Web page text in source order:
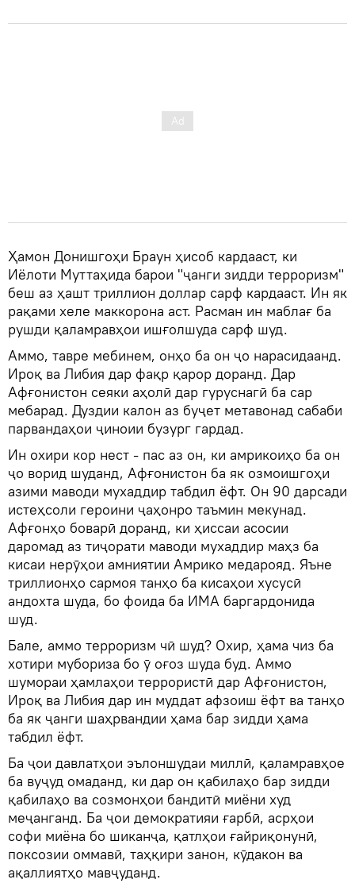
Ҳамон Донишгоҳи Браун ҳисоб кардааст, ки
Иёлоти Муттаҳида барои "ҷанги зидди терроризм"
беш аз ҳашт триллион доллар сарф кардааст. Ин як
рақами хеле маккорона аст. Расман ин маблағ ба
рушди қаламравҳои ишғолшуда сарф шуд.
Аммо, тавре мебинем, онҳо ба он ҷо нарасидаанд.
Ироқ ва Либия дар фақр қарор доранд. Дар
Афғонистон сеяки аҳолӣ дар гуруснагӣ ба сар
мебарад. Дуздии калон аз буҷет метавонад сабаби
парвандаҳои ҷиноии бузург гардад.
Ин охири кор нест - пас аз он, ки амрикоиҳо ба он
ҷо ворид шуданд, Афғонистон ба як озмоишгоҳи
азими маводи мухаддир табдил ёфт. Он 90 дарсади
истеҳсоли героини ҷаҳонро таъмин мекунад.
Афғонҳо боварӣ доранд, ки ҳиссаи асосии
даромад аз тиҷорати маводи мухаддир маҳз ба
кисаи нерӯҳои амниятии Амрико медарояд. Яъне
триллионҳо сармоя танҳо ба кисаҳои хусусӣ
андохта шуда, бо фоида ба ИМА баргардонида
шуд.
Бале, аммо терроризм чӣ шуд? Охир, ҳама чиз ба
хотири мубориза бо ӯ оғоз шуда буд. Аммо
шумораи ҳамлаҳои террористӣ дар Афғонистон,
Ироқ ва Либия дар ин муддат афзоиш ёфт ва танҳо
ба як ҷанги шаҳрвандии ҳама бар зидди ҳама
табдил ёфт.
Ба ҷои давлатҳои эълоншудаи миллӣ, қаламравҳое
ба вуҷуд омаданд, ки дар он қабилаҳо бар зидди
қабилаҳо ва созмонҳои бандитӣ миёни худ
меҷанганд. Ба ҷои демократияи ғарбӣ, асрҳои
софи миёна бо шиканҷа, қатлҳои ғайриқонунӣ,
поксозии оммавӣ, таҳқири занон, кӯдакон ва
ақаллиятҳо мавҷуданд.